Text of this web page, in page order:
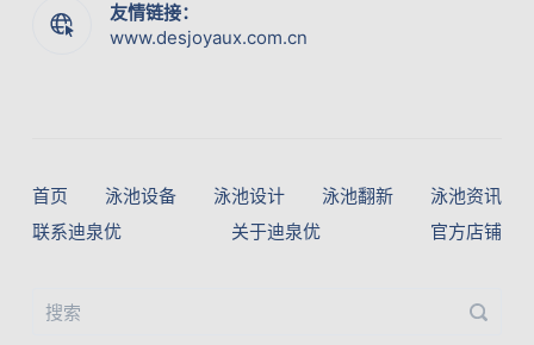
友情链接：
www.desjoyaux.com.cn
首页 泳池设备 泳池设计 泳池翻新
泳池资讯
联系迪泉优
关于迪泉优 官方店铺